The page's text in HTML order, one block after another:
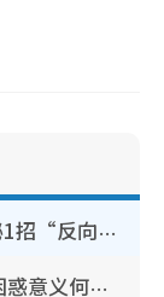
WhatsApp预设贴图怎么删？揭秘1招“反向操作”还原简洁界面 附3步实测教程
香港山边铁闸边门大开？内地客困惑意义何在！网友神回复：这种叫法理性防御